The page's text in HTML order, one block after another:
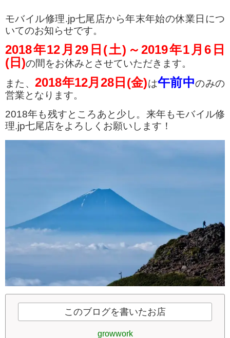
モバイル修理.jp七尾店から年末年始の休業日につ
いてのお知らせです。
2018年12月29日(土)～2019年1月6日
(日)の間をお休みとさせていただきます。
また、 2018年12月28日(金)は午前中のみの
営業となります。
2018年も残すところあと少し。来年もモバイル修
理.jp七尾店をよろしくお願いします！
このブログを書いたお店
growwork